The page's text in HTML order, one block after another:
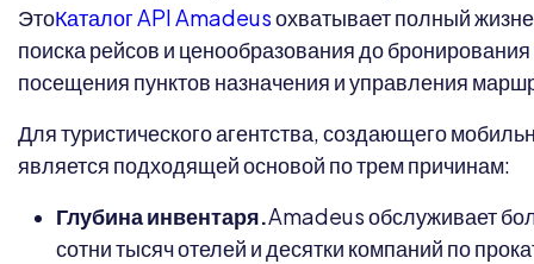
ЭтоКаталог API Amadeusохватывает полный
поиска рейсов и ценообразования до
посещения пунктов назначения и управления
Для туристического агентства, создающего
является подходящей основой по трем причинам:
Глубина инвентаря.Amadeus обслуживает
сотни тысяч отелей и десятки компаний по